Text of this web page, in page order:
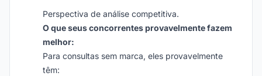
Perspectiva de análise competitiva.
O que seus concorrentes provavelmente fazem
melhor:
Para consultas sem marca, eles provavelmente
têm: